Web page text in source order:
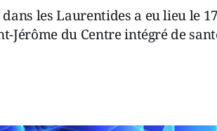
les Laurentides a eu lieu le
Jérôme du Centre intégré de